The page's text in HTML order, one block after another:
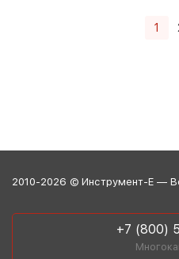
1
2010-2026 © Инструмент-Е —
+7 (800)